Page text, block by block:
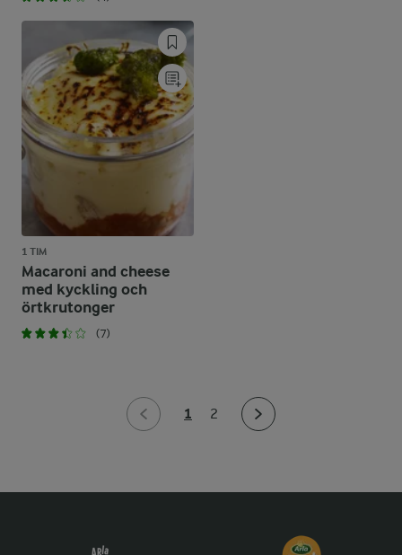
1 TIM
Macaroni and cheese
med kyckling och
örtkrutonger
(7)
1 2